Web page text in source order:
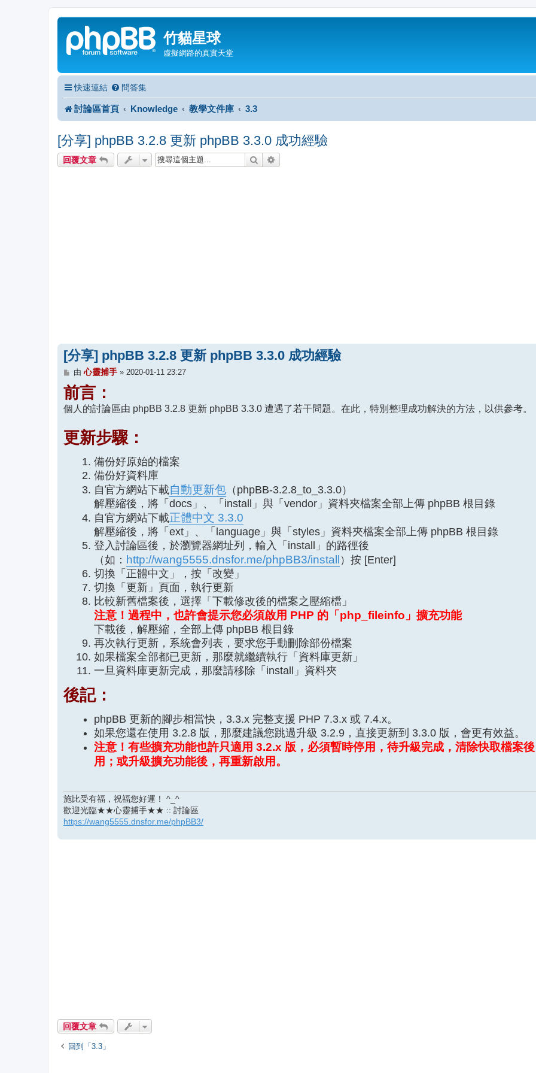
竹貓星球
虛擬網路的真實天堂
快速連結 問答集
討論區首頁 Knowledge 教學文件庫 3.3
[分享] phpBB 3.2.8 更新 phpBB 3.3.0 成功經驗
回覆文章 搜尋
[分享] phpBB 3.2.8 更新 phpBB 3.3.0 成功經驗
文
由 心靈捕手» 2020-01-11 23:27
前言：
個人的討論區由 phpBB 3.2.8 更新 phpBB 3.3.0 遭遇了若干問題。在此，特別整理成功解決的方法，以供參考。
更新步驟：
備份好原始的檔案
備份好資料庫
自官方網站下載自動更新包 （phpBB-3.2.8_to_3.3.0）
解壓縮後，將「docs」、「install」與「vendor」資料夾檔案全部上傳 phpBB 根目錄
自官方網站下載正體中文 3.3.0
解壓縮後，將「ext」、「language」與「styles」資料夾檔案全部上傳 phpBB 根目錄
登入討論區後，於瀏覽器網址列，輸入「install」的路徑後
（如： http://wang5555.dnsfor.me/phpBB3/install ）按 [Enter]
切換「正體中文」，按「改變」
切換「更新」頁面，執行更新
比較新舊檔案後，選擇「下載修改後的檔案之壓縮檔」
注意！過程中，也許會提示您必須啟用 PHP 的「php_fileinfo」擴充功能
下載後，解壓縮，全部上傳 phpBB 根目錄
再次執行更新，系統會列表，要求您手動刪除部份檔案
如果檔案全部都已更新，那麼就繼續執行「資料庫更新」
一旦資料庫更新完成，那麼請移除「install」資料夾
後記：
phpBB 更新的腳步相當快，3.3.x 完整支援 PHP 7.3.x 或 7.4.x。
如果您還在使用 3.2.8 版，那麼建議您跳過升級 3.2.9，直接更新到 3.3.0 版，會更有效益。
注意！有些擴充功能也許只適用 3.2.x 版，必須暫時停用，待升級完成，清除快取檔案
用；或升級擴充功能後，再重新啟用。
施比受有福，祝福您好運！ ^_^
歡迎光臨★★心靈捕手★★ :: 討論區
https://wang5555.dnsfor.me/phpBB3/
回覆文章
回到「3.3」